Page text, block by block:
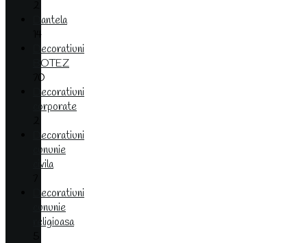
Dantela
14
Decoratiuni
BOTEZ
70
Decoratiuni
corporate
Decoratiuni
cununie
civila
Decoratiuni
cununie
religioasa